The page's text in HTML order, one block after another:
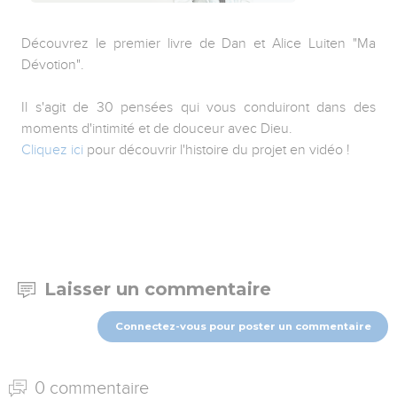
Découvrez le premier livre de Dan et Alice Luiten "Ma
Dévotion".
Il s'agit de 30 pensées qui vous conduiront dans des
moments d'intimité et de douceur avec Dieu.
Cliquez ici pour découvrir l'histoire du projet en vidéo !
Laisser un commentaire
Connectez-vous pour poster un commentaire
0 commentaire